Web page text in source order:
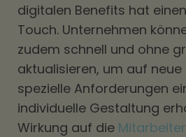
digitalen Benefits hat
Touch. Unternehmen
zudem schnell und ohne
aktualisieren, um auf
spezielle Anforderungen
individuelle Gestaltung
Wirkung auf die